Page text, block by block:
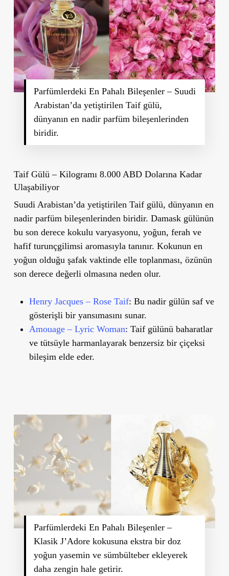
Parfümlerdeki En Pahalı Bileşenler – Suudi
Arabistan’da yetiştirilen Taif gülü,
dünyanın en nadir parfüm bileşenlerinden
biridir.
Taif Gülü – Kilogramı 8.000 ABD Dolarına Kadar
Ulaşabiliyor
Suudi Arabistan’da yetiştirilen Taif gülü, dünyanın en
nadir parfüm bileşenlerinden biridir. Damask gülünün
bu son derece kokulu varyasyonu, yoğun, ferah ve
hafif turunçgilimsi aromasıyla tanınır. Kokunun en
yoğun olduğu şafak vaktinde elle toplanması, özünün
son derece değerli olmasına neden olur.
Henry Jacques – Rose Taif: Bu nadir gülün saf ve
gösterişli bir yansımasını sunar.
Amouage – Lyric Woman: Taif gülünü baharatlar
ve tütsüyle harmanlayarak benzersiz bir çiçeksi
bileşim elde eder.
Parfümlerdeki En Pahalı Bileşenler –
Klasik J’Adore kokusuna ekstra bir doz
yoğun yasemin ve sümbülteber ekleyerek
daha zengin hale getirir.